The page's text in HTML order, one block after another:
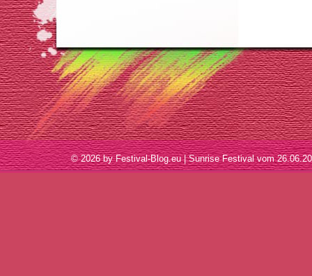
© 2026 by Festival-Blog.eu | Sunrise Festival vom